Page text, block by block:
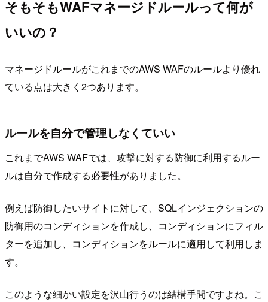
そもそもWAFマネージドルールって何が
いいの？
マネージドルールがこれまでのAWS WAFのルールより優れ
ている点は大きく2つあります。
ルールを自分で管理しなくていい
これまでAWS WAFでは、攻撃に対する防御に利用するルー
ルは自分で作成する必要性がありました。
例えば防御したいサイトに対して、SQLインジェクションの
防御用のコンディションを作成し、コンディションにフィル
ターを追加し、コンディションをルールに適用して利用しま
す。
このような細かい設定を沢山行うのは結構手間ですよね。こ